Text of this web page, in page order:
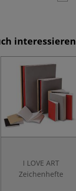
interessieren
I LOVE ART
Zeichenhefte